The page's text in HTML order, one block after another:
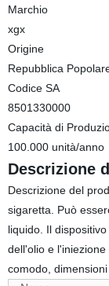
Marchio
xgx
Origine
Repubblica
Codice SA
8501330000
Capacità di
100.000 unità/anno
Descrizione
Descrizione del
sigaretta. Può
liquido. Il
dell'olio e
comodo,